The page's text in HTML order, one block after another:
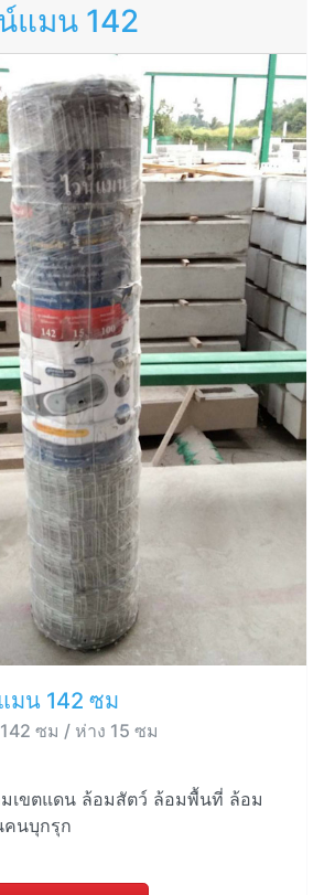
แมน 142
มน 142 ซม
ซม / ห่าง 15 ซม
เขตแดน ล้อมสัตว์ ล้อมพื้นที่ ล้อม
นบุกรุก